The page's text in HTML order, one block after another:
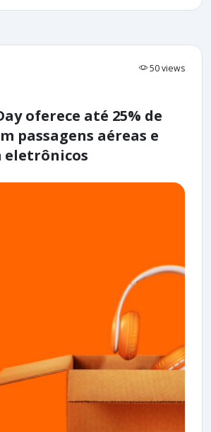
50 views
oferece até 25% de
passagens aéreas e
eletrônicos